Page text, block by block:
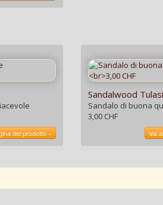
del prodotto »
Sandalwood Tulasi
Sandalo di buona
3,00 CHF
Vai